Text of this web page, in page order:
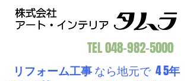
TEL048-982-5000
リフォーム工事なら地元で 4 5年